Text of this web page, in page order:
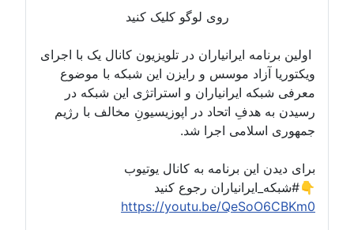
روی لوگو کلیک کنید
اولین برنامه ایرانیاران در تلویزیون کانال یک با اجرای
ویکتوریا آزاد موسس و رایزن این شبکه با موضوع
معرفی شبکه ایرانیاران و استراتژی این شبکه در
رسیدن به هدفِ اتحاد در اپوزیسیونِ مخالف با رژیم
جمهوری اسلامی اجرا شد.
برای دیدن این برنامه به کانال یوتیوب
#شبکه_ایرانیاران رجوع کنید👇
https://youtu.be/QeSoO6CBKm0